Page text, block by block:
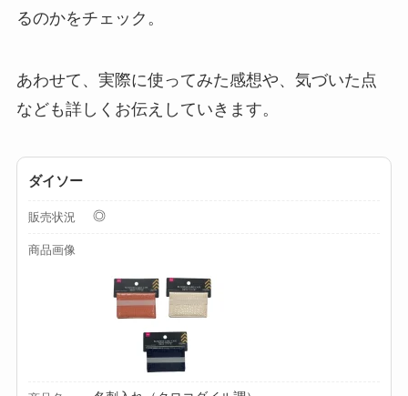
すめ通販も紹介！
セリア等でテントロ
るのかをチェック。
あわせて、実際に使ってみた感想や、気づいた点
なども詳しくお伝えしていきます。
ダイソー
販売状況 ◎
商品画像